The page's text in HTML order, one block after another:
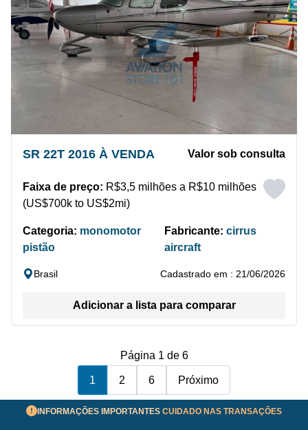
SR 22T 2016 À VENDA Valor sob consulta
Faixa de preço: R$3,5 milhões a R$10 milhões
(US$700k to US$2mi)
Categoria: monomotor
pistão
Fabricante: cirrus
aircraft
Brasil Cadastrado em : 21/06/2026
Adicionar a lista para comparar
Página 1 de 6
1 2 6 Próximo
INFORMAÇÕES IMPORTANTES CUIDADO NAS TRANSAÇÕES